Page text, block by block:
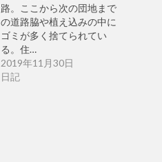
路。ここから次の団地まで
の道路脇や植え込みの中に
ゴミが多く捨てられてい
る。住…
2019年11月30日
日記